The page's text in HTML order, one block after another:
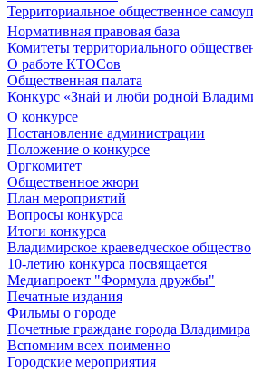
Территориальное общественное
Нормативная правовая база
Комитеты территориального
О работе КТОСов
Общественная палата
Конкурс «Знай и люби родной
О конкурсе
Постановление администрации
Положение о конкурсе
Оргкомитет
Общественное жюри
План мероприятий
Вопросы конкурса
Итоги конкурса
Владимирское краеведческое общество
10-летию конкурса посвящается
Медиапроект "Формула дружбы"
Печатные издания
Фильмы о городе
Почетные граждане города Владимира
Вспомним всех поименно
Городские мероприятия